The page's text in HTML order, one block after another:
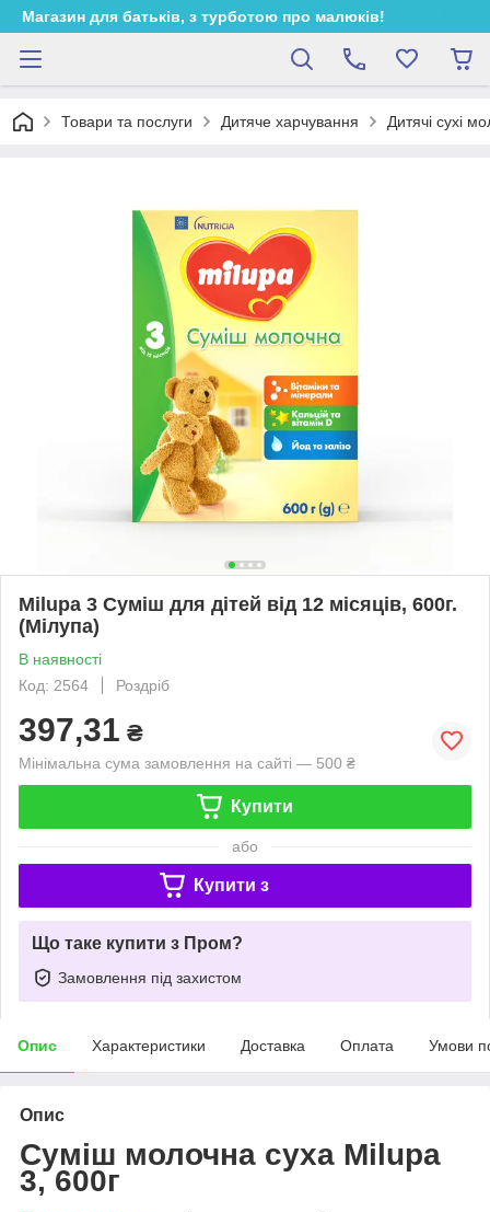
Магазин для батьків, з турботою про малюків!
Товари та послуги Дитяче харчування Дитячі сухі
Milupa 3 Суміш для дітей від 12 місяців, 600г.
(Мілупа)
В наявності
Код: 2564
Роздріб
397,31 ₴
Мінімальна сума замовлення на сайті — 500 ₴
Купити
або
Купити з
Що таке купити з Пром?
Замовлення під захистом
Опис Характеристики Доставка Оплата Умови
Опис
Суміш молочна суха Milupa
3, 600г